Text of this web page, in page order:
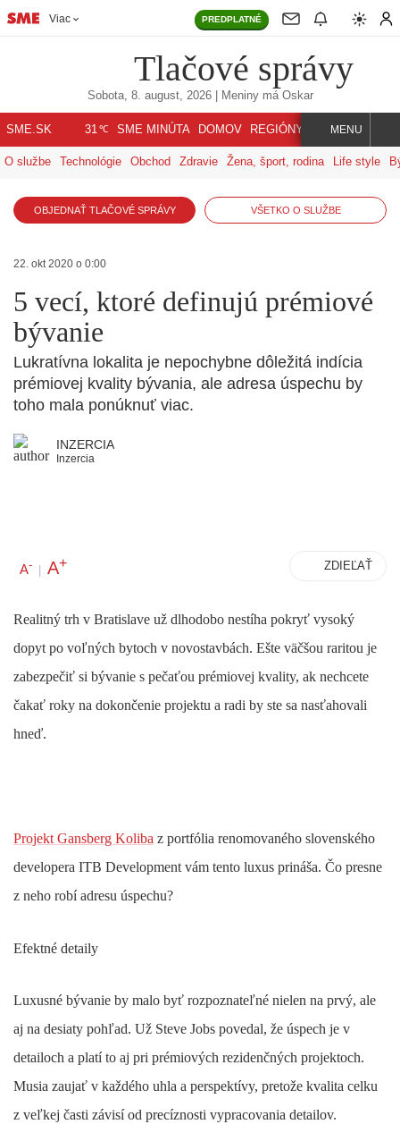
Viac PREDPLATNÉ
Tlačové správy
Sobota, 8. august, 2026| Meniny má Oskar
SME.SK 31℃ SME MINÚTA DOMOV REGIÓNY INDEX SVET
MENU
O službe Technológie Obchod Zdravie Žena, šport, rodina Life style
OBJEDNAŤ TLAČOVÉ SPRÁVY VŠETKO O SLUŽBE
22. okt 2020 o 0:00
5 vecí, ktoré definujú prémiové
bývanie
Lukratívna lokalita je nepochybne dôležitá indícia
prémiovej kvality bývania, ale adresa úspechu by
toho mala ponúknuť viac.
INZERCIA
Inzercia
A- | A+ ZDIEĽAŤ
Realitný trh v Bratislave už dlhodobo nestíha pokryť vysoký
dopyt po voľných bytoch v novostavbách. Ešte väčšou raritou je
zabezpečiť si bývanie s pečaťou prémiovej kvality, ak nechcete
čakať roky na dokončenie projektu a radi by ste sa nasťahovali
hneď.
Projekt Gansberg Koliba z portfólia renomovaného slovenského
developera ITB Development vám tento luxus prináša. Čo presne
z neho robí adresu úspechu?
Efektné detaily
Luxusné bývanie by malo byť rozpoznateľné nielen na prvý, ale
aj na desiaty pohľad. Už Steve Jobs povedal, že úspech je v
detailoch a platí to aj pri prémiových rezidenčných projektoch.
Musia zaujať v každého uhla a perspektívy, pretože kvalita celku
z veľkej časti závisí od precíznosti vypracovania detailov.